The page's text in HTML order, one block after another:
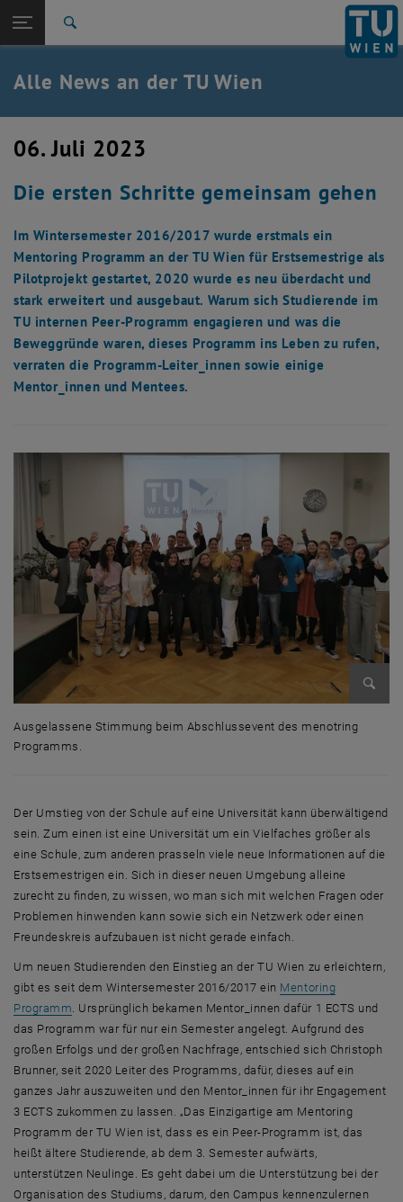
TU Login
Quicklinks
Quicklinks-Menü umschalten
Studium
Karriere
Zurück: Subseiten von TU Wien Startseite auflisten
Zurück zur letzten Ebene:
TU Wien Startseite
Übersicht
Alle News an der TU Wien
06. Juli 2023
Die ersten Schritte gemeinsam gehen
Im Wintersemester 2016/2017 wurde erstmals ein
Mentoring Programm an der TU Wien für Erstsemestrige als
Pilotprojekt gestartet, 2020 wurde es neu überdacht und
stark erweitert und ausgebaut. Warum sich Studierende im
TU internen Peer-Programm engagieren und was die
Beweggründe waren, dieses Programm ins Leben zu rufen,
verraten die Programm-Leiter_innen sowie einige
Mentor_innen und Mentees.
Ausgelassene Stimmung beim Abschlussevent des menotring
Programms.
Der Umstieg von der Schule auf eine Universität kann überwältigend
sein. Zum einen ist eine Universität um ein Vielfaches größer als
eine Schule, zum anderen prasseln viele neue Informationen auf die
Erstsemestrigen ein. Sich in dieser neuen Umgebung alleine
zurecht zu finden, zu wissen, wo man sich mit welchen Fragen oder
Problemen hinwenden kann sowie sich ein Netzwerk oder einen
Freundeskreis aufzubauen ist nicht gerade einfach.
Um neuen Studierenden den Einstieg an der TU Wien zu erleichtern,
gibt es seit dem Wintersemester 2016/2017 ein Mentoring
Programm , öffnet eine externe URL in einem neuen Fenster
. Ursprünglich bekamen Mentor_innen dafür 1 ECTS und
das Programm war für nur ein Semester angelegt. Aufgrund des
großen Erfolgs und der großen Nachfrage, entschied sich Christoph
Brunner, seit 2020 Leiter des Programms, dafür, dieses auf ein
ganzes Jahr auszuweiten und den Mentor_innen für ihr Engagement
3 ECTS zukommen zu lassen. „Das Einzigartige am Mentoring
Programm der TU Wien ist, dass es ein Peer-Programm ist, das
heißt ältere Studierende, ab dem 3. Semester aufwärts,
unterstützen Neulinge. Es geht dabei um die Unterstützung bei der
Organisation des Studiums, darum, den Campus kennenzulernen